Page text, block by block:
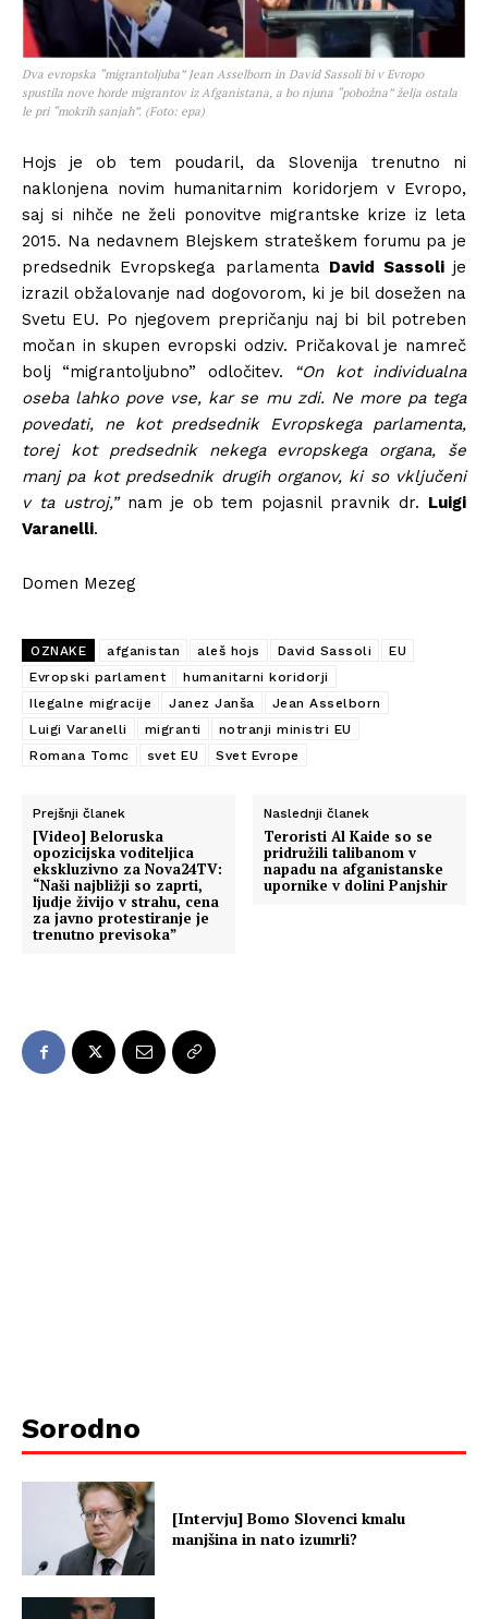
Dva evropska “migrantoljuba” Jean Asselborn in David Sassoli bi v Evropo
spustila nove horde migrantov iz Afganistana, a bo njuna “pobožna” želja ostala
le pri “mokrih sanjah”. (Foto: epa)
Hojs je ob tem poudaril, da Slovenija trenutno ni
naklonjena novim humanitarnim koridorjem v Evropo,
saj si nihče ne želi ponovitve migrantske krize iz leta
2015. Na nedavnem Blejskem strateškem forumu pa je
predsednik Evropskega parlamenta David Sassolije
izrazil obžalovanje nad dogovorom, ki je bil dosežen na
Svetu EU. Po njegovem prepričanju naj bi bil potreben
močan in skupen evropski odziv. Pričakoval je namreč
bolj “migrantoljubno” odločitev. “On kot individualna
oseba lahko pove vse, kar se mu zdi. Ne more pa tega
povedati, ne kot predsednik Evropskega parlamenta,
torej kot predsednik nekega evropskega organa, še
manj pa kot predsednik drugih organov, ki so vključeni
v ta ustroj,”nam je ob tem pojasnil pravnik dr. Luigi
Varanelli.
Domen Mezeg
OZNAKE afganistan aleš hojs David Sassoli
EU
Evropski parlament
humanitarni koridorji
Ilegalne migracije
Janez Janša
Jean Asselborn
Luigi Varanelli
migranti
notranji ministri EU
Romana Tomc
svet EU Svet Evrope
Prejšnji članek
[Video] Beloruska
opozicijska voditeljica
ekskluzivno za Nova24TV:
“Naši najbližji so zaprti,
ljudje živijo v strahu, cena
za javno protestiranje je
trenutno previsoka”
Naslednji članek
Teroristi Al Kaide so se
pridružili talibanom v
napadu na afganistanske
upornike v dolini Panjshir
Sorodno
[Intervju] Bomo Slovenci kmalu
manjšina in nato izumrli?